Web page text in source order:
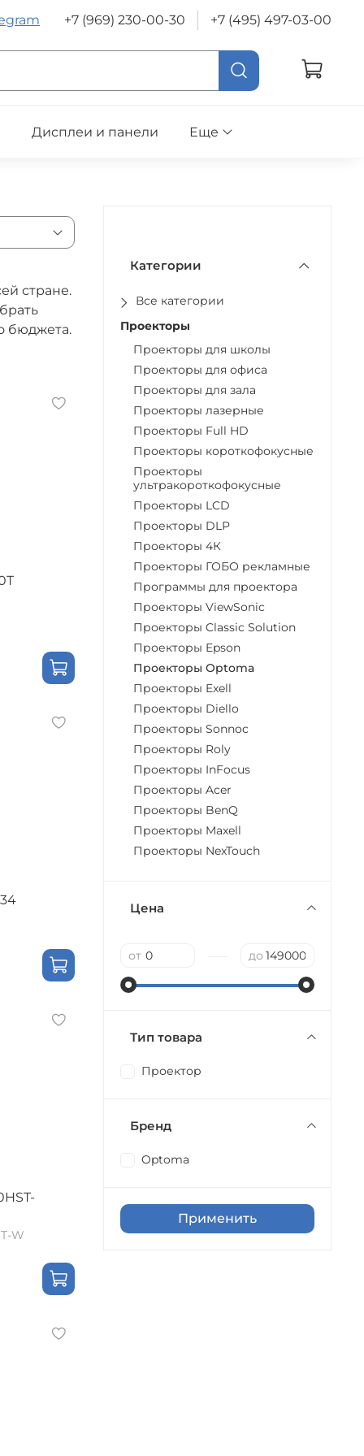
+7 (969) 230-00-30 +7 (495) 497-03-00
Дисплеи и панели Еще
стране.
бюджета.
W
Категории
Все категории
Проекторы
Проекторы для школы
Проекторы для офиса
Проекторы для зала
Проекторы лазерные
Проекторы Full HD
Проекторы короткофокусные
Проекторы
ультракороткофокусные
Проекторы LCD
Проекторы DLP
Проекторы 4К
Проекторы ГОБО рекламные
Программы для проектора
Проекторы ViewSonic
Проекторы Classic Solution
Проекторы Epson
Проекторы Optoma
Проекторы Exell
Проекторы Diello
Проекторы Sonnoc
Проекторы Roly
Проекторы InFocus
Проекторы Acer
Проекторы BenQ
Проекторы Maxell
Проекторы NexTouch
Цена
от до
Тип товара
Проектор
Бренд
Optoma
Применить